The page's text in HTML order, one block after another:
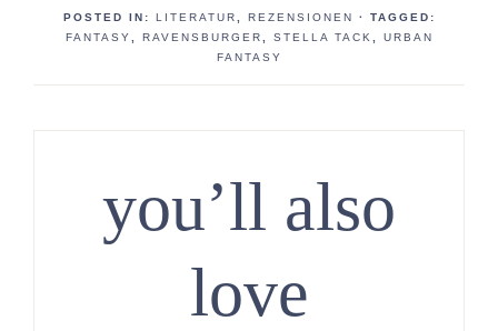
POSTED IN: LITERATUR REZENSIONEN
· TAGGED:
FANTASY
RAVENSBURGER STELLA TACK
URBAN
FANTASY
you’ll also
love